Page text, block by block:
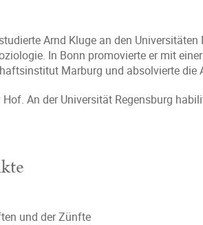
Arnd Kluge an den
In Bonn promovierte er mit
Marburg und absolvierte die
An der Universität Regensburg
und der Zünfte